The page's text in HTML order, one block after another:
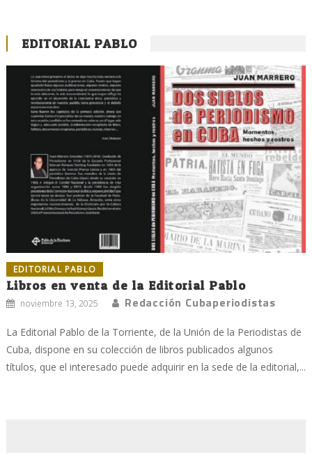
EDITORIAL PABLO
EDITORIAL PABLO
Libros en venta de la Editorial Pablo
noviembre 13, 2025 Redacción Cubaperiodistas
La Editorial Pablo de la Torriente, de la Unión de la Periodistas de
Cuba, dispone en su colección de libros publicados algunos
títulos, que el interesado puede adquirir en la sede de la editorial,...